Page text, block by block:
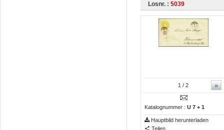
Losnr. : 5039
»
1 / 2
Katalognummer : U 7 + 1
Hauptbild herunterladen
Teilen